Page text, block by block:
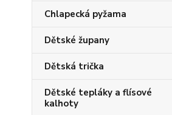
Chlapecká pyžama
Dětské župany
Dětská trička
Dětské tepláky a flísové
kalhoty